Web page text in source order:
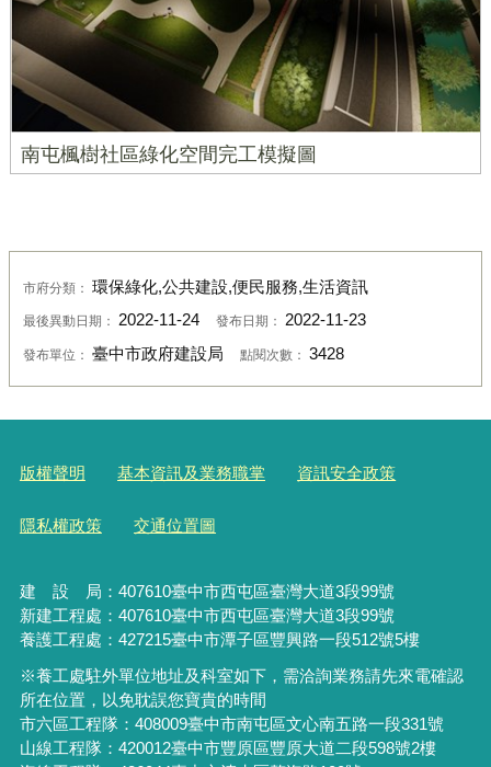
南屯楓樹社區綠化空間完工模擬圖
市府分類： 環保綠化,公共建設,便民服務,生活資訊
最後異動日期： 2022-11-24 發布日期： 2022-11-23
發布單位： 臺中市政府建設局 點閱次數： 3428
版權聲明 基本資訊及業務職掌 資訊安全政策
隱私權政策 交通位置圖
建 設 局： 407610臺中市西屯區臺灣大道3段99號
新建工程處：407610臺中市西屯區臺灣大道3段99號
養護工程處：427215臺中市潭子區豐興路一段512號5樓
※養工處駐外單位地址及科室如下，需洽詢業務請先來電確認
所在位置，以免耽誤您寶貴的時間
市六區工程隊：408009臺中市南屯區文心南五路一段331號
山線工程隊：420012臺中市豐原區豐原大道二段598號2樓